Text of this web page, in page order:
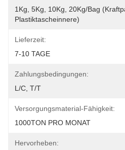
1Kg, 5Kg, 10Kg, 20Kg/Bag
Plastiktascheinnere)
Lieferzeit:
7-10 TAGE
Zahlungsbedingungen:
L/C, T/T
Versorgungsmaterial-Fähigkeit:
1000TON PRO MONAT
Hervorheben: